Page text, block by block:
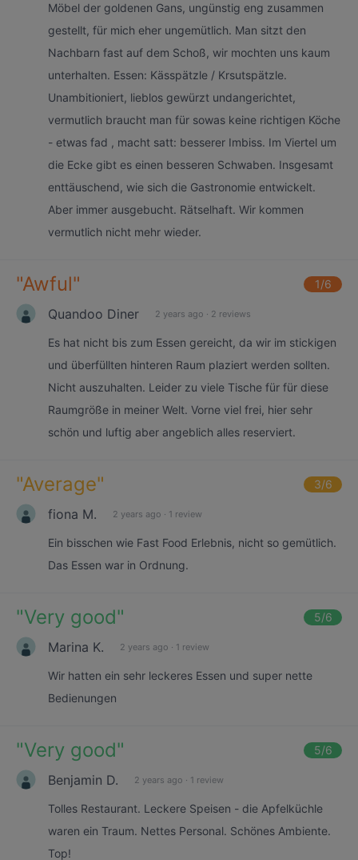
Möbel der goldenen Gans, ungünstig eng zusammen
gestellt, für mich eher ungemütlich. Man sitzt den
Nachbarn fast auf dem Schoß, wir mochten uns kaum
unterhalten. Essen: Kässpätzle / Krsutspätzle.
Unambitioniert, lieblos gewürzt undangerichtet,
vermutlich braucht man für sowas keine richtigen Köche
- etwas fad , macht satt: besserer Imbiss. Im Viertel um
die Ecke gibt es einen besseren Schwaben. Insgesamt
enttäuschend, wie sich die Gastronomie entwickelt.
Aber immer ausgebucht. Rätselhaft. Wir kommen
vermutlich nicht mehr wieder.
"Awful" 1/6
Quandoo Diner 2 years ago · 2 reviews
Es hat nicht bis zum Essen gereicht, da wir im stickigen
und überfüllten hinteren Raum plaziert werden sollten.
Nicht auszuhalten. Leider zu viele Tische für für diese
Raumgröße in meiner Welt. Vorne viel frei, hier sehr
schön und luftig aber angeblich alles reserviert.
"Average" 3/6
fiona M. 2 years ago · 1 review
Ein bisschen wie Fast Food Erlebnis, nicht so gemütlich.
Das Essen war in Ordnung.
"Very good" 5/6
Marina K. 2 years ago · 1 review
Wir hatten ein sehr leckeres Essen und super nette
Bedienungen
"Very good" 5/6
Benjamin D. 2 years ago · 1 review
Tolles Restaurant. Leckere Speisen - die Apfelküchle
waren ein Traum. Nettes Personal. Schönes Ambiente.
Top!